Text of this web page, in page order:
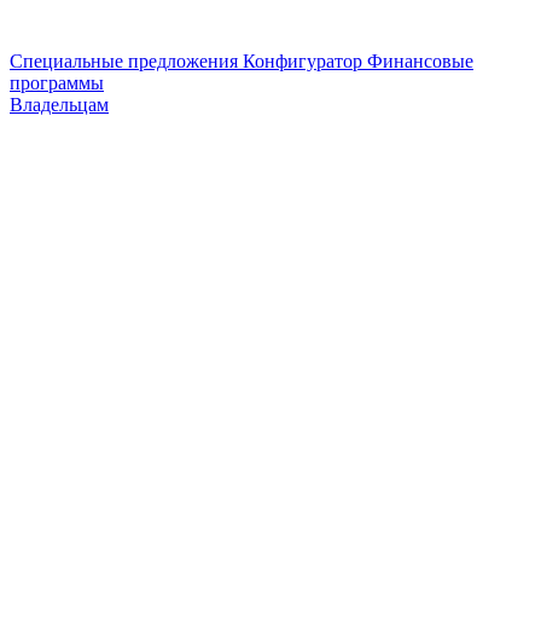
Специальные предложения Конфигуратор Финансовые
программы
Владельцам